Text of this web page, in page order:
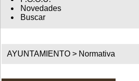
Novedades
Buscar
AYUNTAMIENTO > Normativa